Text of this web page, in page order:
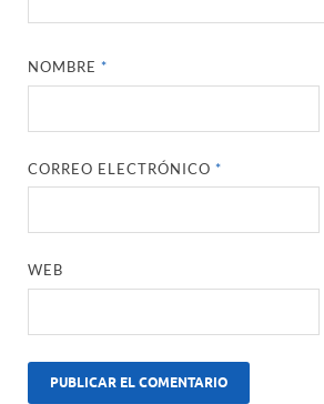
NOMBRE*
CORREO ELECTRÓNICO*
WEB